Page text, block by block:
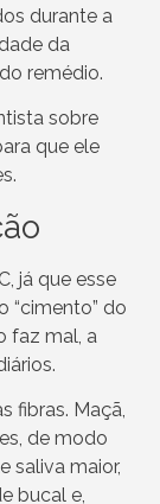
durante a
da
remédio.
sobre
que ele
já que esse
“cimento” do
faz mal, a
fibras. Maçã,
de modo
saliva maior,
bucal e,